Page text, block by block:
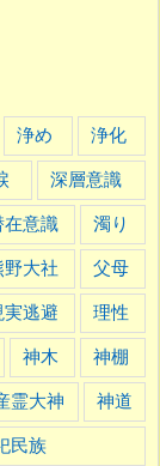
浄め 浄化
深層意識
在意識 濁り
野大社 父母
実逃避 理性
神木 神棚
霊大神 神道
民族